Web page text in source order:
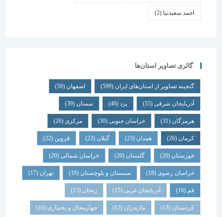
احمد سعیدنیا (2)
گالری تصاویر استان‌ها
گنجینه تصاویر از استان‌های ایران(599) اصفهان (59)
آذربایجان شرقی(55) یزد سمنان (39)
هرمزگان(31) خراسان جنوبی(30) مرکزی (26)
همدان گیلان قزوین
خوزستان(20) گلستان (20) خراسان شمالی(20)
خراسان رضوی(18) سیستان و بلوچستان(18) تهران
آذربایجان غربی(15) زنجان
کردستان(13) مازندران(12) چهارمحال و بختیاری (10)